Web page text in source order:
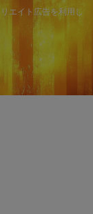
エイト広告を利用し